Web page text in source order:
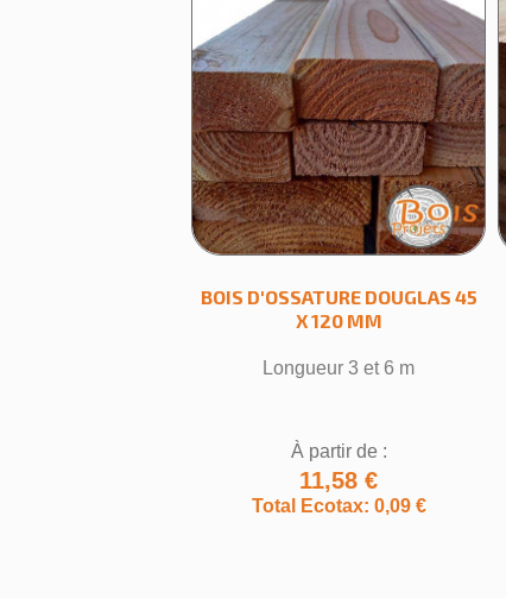
BOIS D'OSSATURE DOUGLAS 45
X 120 MM
Longueur 3 et 6 m
À partir de :
11,58 €
Total Ecotax: 0,09 €